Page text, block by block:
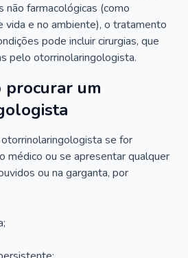
não farmacológicas (como
vida e no ambiente), o tratamento
pode incluir cirurgias, que
pelo otorrinolaringologista.
procurar um
se for
médico ou se apresentar qualquer
ou na garganta, por